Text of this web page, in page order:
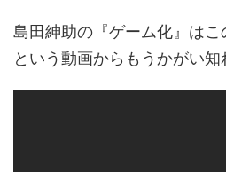
島田紳助の『ゲーム化』はこ
という動画からもうかがい知